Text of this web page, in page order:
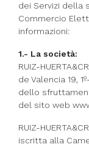
dei Servizi della
Commercio
informazioni:
1.- La società:
RUIZ-
de Valencia 19,
dello
del sito web
RUIZ-
iscritta alla